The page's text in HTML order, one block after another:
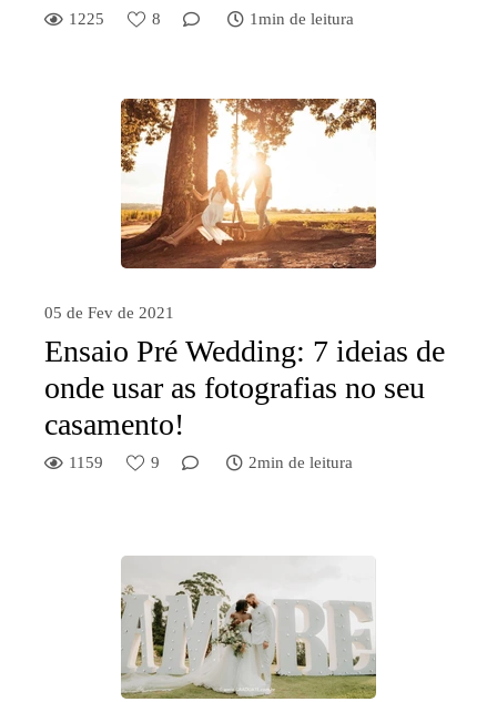
1225 8 1min de leitura
05 de Fev de 2021
Ensaio Pré Wedding: 7 ideias de
onde usar as fotografias no seu
casamento!
1159 9 2min de leitura